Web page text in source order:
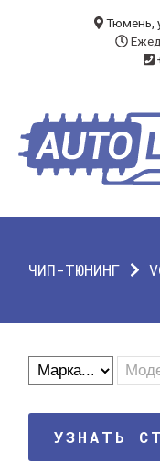
ЧИП-ТЮНИНГ
ДИАГНОСТИКА
ГАРАНТИЯ
Тюмень,
ЧИП-ТЮНИНГ
УЗНАТЬ